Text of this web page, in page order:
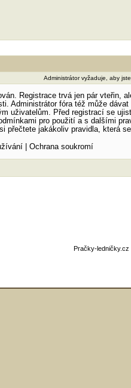
Administrátor vyžaduje, aby
Registrace trvá jen pár vteřin,
Administrátor fóra též může dávat
uživatelům. Před registrací se
pro použití a s dalšími
přečtete jakákoliv pravidla, která
Ochrana soukromí
Pračky-ledničky.cz